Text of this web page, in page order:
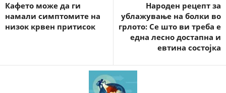
Кафето може да ги
намали симптомите на
низок крвен притисок
Народен рецепт за
ублажување на болки во
грлото: Се што ви треба е
една лесно достапна и
евтина состојка